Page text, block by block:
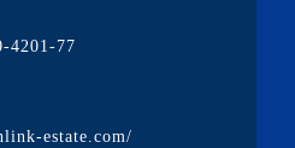
4201-77
estate.com/